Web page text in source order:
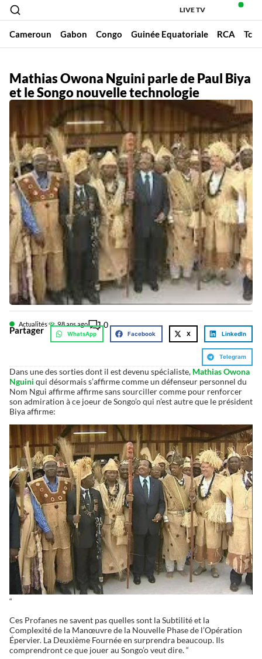
LIVE TV
Cameroun Gabon Congo Guinée Equatoriale RCA
Mathias Owona Nguini parle de Paul Biya
et le Songo nouvelle technologie
Actualités 98 ans ago 0
Partager WhatsApp Facebook X LinkedIn
Telegram
Dans une des sorties dont il est devenu spécialiste, Mathias Owona
Nguini qui désormais s’affirme comme un défenseur personnel du
Nom Ngui affirme affirme sans sourciller comme pour renforcer
son admiration à ce joeur de Songo’o qui n’est autre que le président
Biya affirme:
“
Ces Profanes ne savent pas quelles sont la Subtilité et la
Complexité de la Manœuvre de la Nouvelle Phase de l’Opération
Épervier. La Deuxième Fournée en surprendra beaucoup. Ils
comprendront ce que jouer au Songo’o veut dire. “